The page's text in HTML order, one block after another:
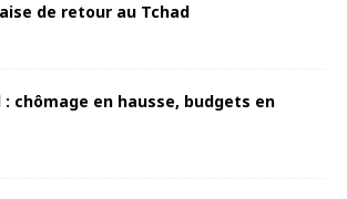
de retour au Tchad
: chômage en hausse, budgets en